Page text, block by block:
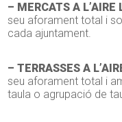
– MERCATS A L’AIRE
seu aforament total i
cada ajuntament.
– TERRASSES A
seu aforament total i
taula o agrupació de